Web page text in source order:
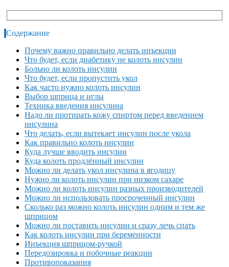
Содержание
Почему важно правильно делать инъекции
Что будет, если диабетику не колоть инсулин
Больно ли колоть инсулин
Что будет, если пропустить укол
Как часто нужно колоть инсулин
Выбор шприца и иглы
Техника введения инсулина
Надо ли протирать кожу спиртом перед введением
инсулина
Что делать, если вытекает инсулин после укола
Как правильно колоть инсулин
Куда лучше вводить инсулин
Куда колоть продлённый инсулин
Можно ли делать укол инсулина в ягодицу
Нужно ли колоть инсулин при низком сахаре
Можно ли колоть инсулин разных производителей
Можно ли использовать просроченный инсулин
Сколько раз можно колоть инсулин одним и тем же
шприцом
Можно ли поставить инсулин и сразу лечь спать
Как колоть инсулин при беременности
Инъекция шприцом-ручкой
Передозировка и побочные реакции
Противопоказания